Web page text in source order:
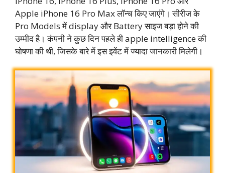
Apple iPhone 16 Pro Max लॉन्च किए जाएंगे। सीरीज के
Pro Models में display और Battery साइज बड़ा होने की
उम्मीद है। कंपनी ने कुछ दिन पहले ही apple intelligence की
घोषणा की थी, जिसके बारे में इस इवेंट में ज्यादा जानकारी मिलेगी।